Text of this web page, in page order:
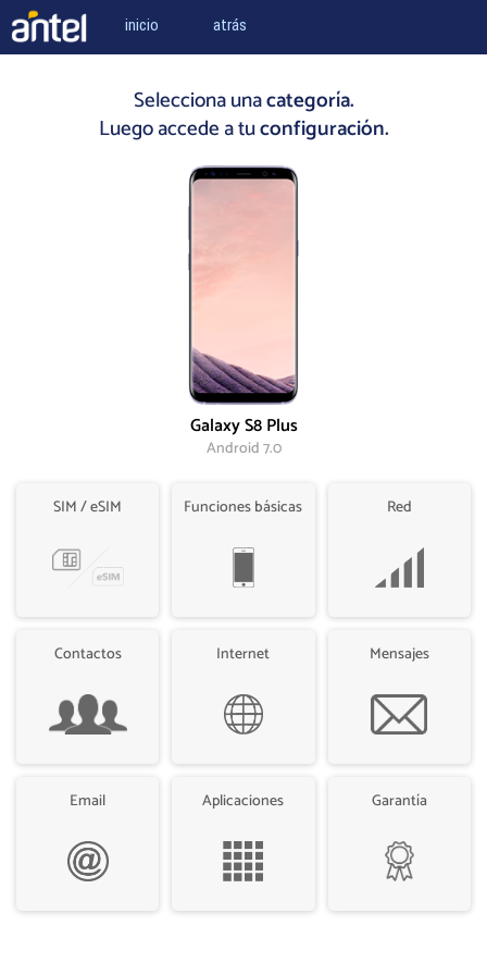
inicio atrás
Selecciona unacategoría.
Luego accede a tuconfiguración.
Galaxy S8 Plus
Android 7.0
SIM / eSIM Funciones básicas Red
Contactos Internet Mensajes
Email Aplicaciones Garantía